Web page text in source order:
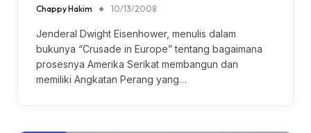
Chappy Hakim 10/13/2008
Jenderal Dwight Eisenhower, menulis dalam
bukunya “Crusade in Europe” tentang bagaimana
prosesnya Amerika Serikat membangun dan
memiliki Angkatan Perang yang…